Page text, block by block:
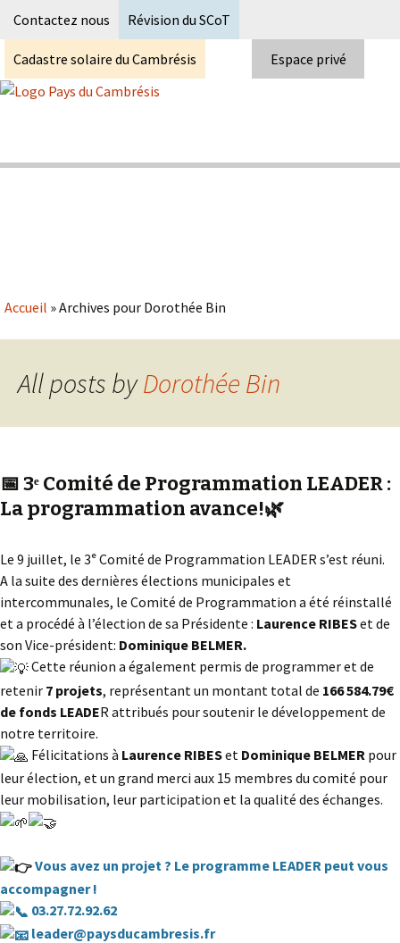
Contactez nous Révision du SCoT
Cadastre solaire du Cambrésis Espace privé
Accueil »Archives pour Dorothée Bin
All posts byDorothée Bin
📅 3ᵉ Comité de Programmation LEADER :
La programmation avance!🌿
Le 9 juillet, le 3ᵉ Comité de Programmation LEADER s’est réuni.
A la suite des dernières élections municipales et
intercommunales, le Comité de Programmation a été réinstallé
et a procédé à l’élection de sa Présidente : Laurence RIBESet de
son Vice-président: Dominique BELMER.
Cette réunion a également permis de programmer et de
retenir 7 projets, représentant un montant total de 166 584.79€
de fonds LEADER attribués pour soutenir le développement de
notre territoire.
Félicitations à Laurence RIBESet Dominique BELMER pour
leur élection, et un grand merci aux 15 membres du comité pour
leur mobilisation, leur participation et la qualité des échanges.
Vous avez un projet ? Le programme LEADER peut vous
accompagner !
03.27.72.92.62
leader@paysducambresis.fr